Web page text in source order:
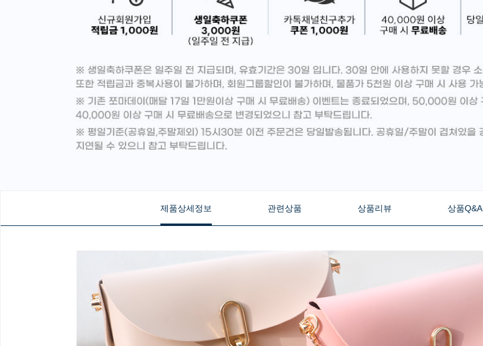
제품상세정보 관련상품 상품리뷰 상품Q&A